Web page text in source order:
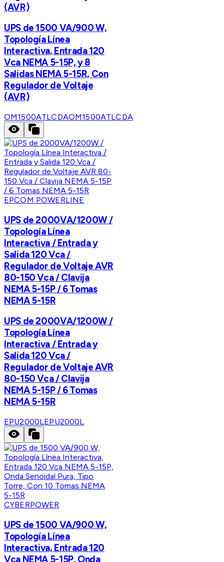
(AVR)
UPS de 1500 VA/900 W,
Topología Línea
Interactiva, Entrada 120
Vca NEMA 5-15P, y 8
Salidas NEMA 5-15R, Con
Regulador de Voltaje
(AVR)
OM1500ATLCDAOM1500ATLCDA
EPCOM POWERLINE
UPS de 2000VA/1200W /
Topología Línea
Interactiva / Entrada y
Salida 120 Vca /
Regulador de Voltaje AVR
80-150 Vca / Clavija
NEMA 5-15P / 6 Tomas
NEMA 5-15R
UPS de 2000VA/1200W /
Topología Línea
Interactiva / Entrada y
Salida 120 Vca /
Regulador de Voltaje AVR
80-150 Vca / Clavija
NEMA 5-15P / 6 Tomas
NEMA 5-15R
EPU2000LEPU2000L
CYBERPOWER
UPS de 1500 VA/900 W,
Topología Línea
Interactiva, Entrada 120
Vca NEMA 5-15P, Onda